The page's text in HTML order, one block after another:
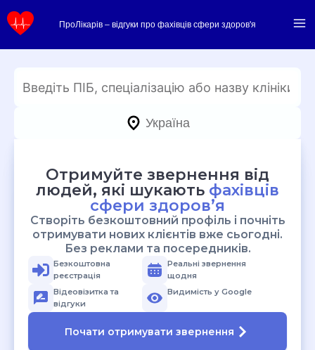
до
ПроЛікарів – відгуки про фахівців сфери здоров'я
Україна
Отримуйте звернення від
людей, які шукають фахівців
сфери здоров’я
Створіть безкоштовний профіль і почніть
отримувати нових клієнтів вже сьогодні.
Без реклами та посередників.
Безкоштовна
реєстрація
Реальні звернення
щодня
Відеовізитка та
відгуки
Видимість у Google
Почати отримувати звернення